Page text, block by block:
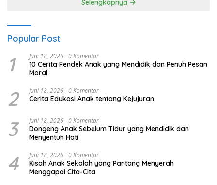
Selengkapnya
Popular Post
1 Juni 18, 2026 0 Komentar
10 Cerita Pendek Anak yang Mendidik dan Penuh Pesan
Moral
2 Juni 18, 2026 0 Komentar
Cerita Edukasi Anak tentang Kejujuran
3 Juni 18, 2026 0 Komentar
Dongeng Anak Sebelum Tidur yang Mendidik dan
Menyentuh Hati
4 Juni 18, 2026 0 Komentar
Kisah Anak Sekolah yang Pantang Menyerah
Menggapai Cita-Cita